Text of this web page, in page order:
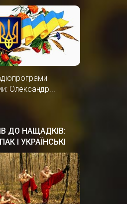
Олександр...
ДО НАЩАДКІВ:
І УКРАЇНСЬКІ